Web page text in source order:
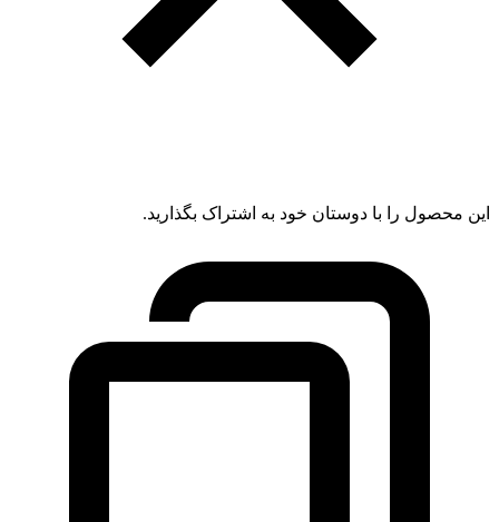
این محصول را با دوستان خود به اشتراک بگذارید.